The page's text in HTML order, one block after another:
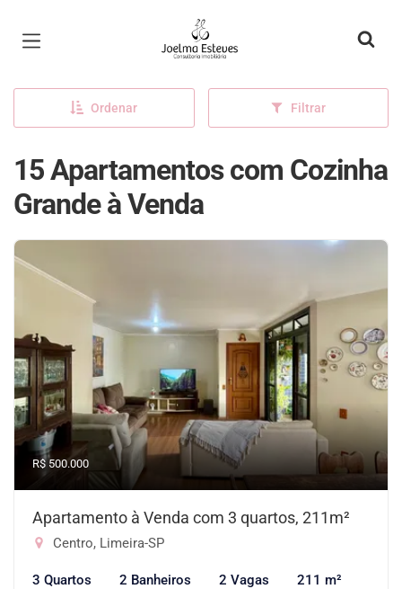
Página inicial
Ordenar Filtrar
15 Apartamentos com Cozinha
Grande à Venda
R$ 500.000
Apartamento à Venda com 3 quartos, 211m²
Centro, Limeira-SP
3 Quartos 2 Banheiros 2 Vagas 211 m²